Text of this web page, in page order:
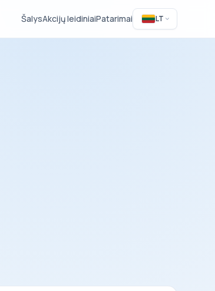
ŠalysAkcijų leidiniaiPatarimai LT